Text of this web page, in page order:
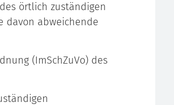
örtlich zuständigen
davon abweichende
(ImSchZuVo) des